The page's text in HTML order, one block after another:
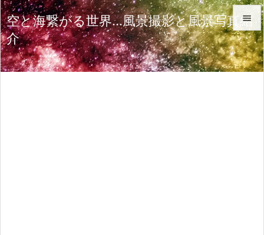
空と海繋がる世界…風景撮影と風景写真紹
介


メニュ
